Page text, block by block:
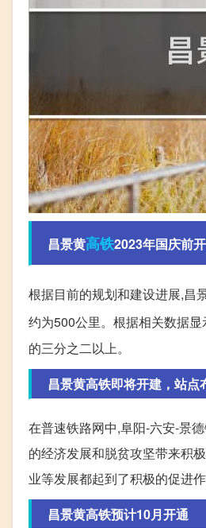
昌景黄高铁2023年国庆前
根据目前的规划和建设进展,昌
约为500公里。根据相关数据显
的三分之二以上。
昌景黄高铁即将开建，站点
在普速铁路网中,阜阳-六安-景
的经济发展和脱贫攻坚带来积
业等发展都起到了积极的促进作
昌景黄高铁预计10月开通